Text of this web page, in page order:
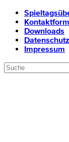
Downloads
Impressum